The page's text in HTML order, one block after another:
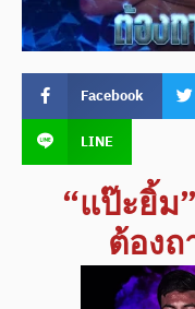
Facebook
LINE
“แป๊ะยิ้ม
ต้อง